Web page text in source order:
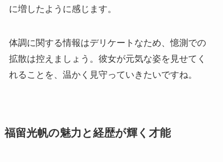
に増したように感じます。
体調に関する情報はデリケートなため、憶測での
拡散は控えましょう。彼女が元気な姿を見せてく
れることを、温かく見守っていきたいですね。
福留光帆の魅力と経歴が輝く才能